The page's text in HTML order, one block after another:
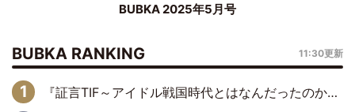
BUBKA 2025年5月号
BUBKA RANKING 11:30更新
『証言TIF～アイドル戦国時代とはなんだったのか～』第6回：でんぱ組.inc・古川未鈴×相沢梨紗「『ハロプロやりたかったな』って言ったら、夢眠ねむさんに『てめえはでんぱ組．incなんだよ！』って肩パンされて(笑)」